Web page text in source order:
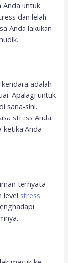
Anda untuk
dan lelah
Anda lakukan
adalah
Apalagi untuk
sana-sini.
stress Anda.
ketika Anda
ternyata
level stress